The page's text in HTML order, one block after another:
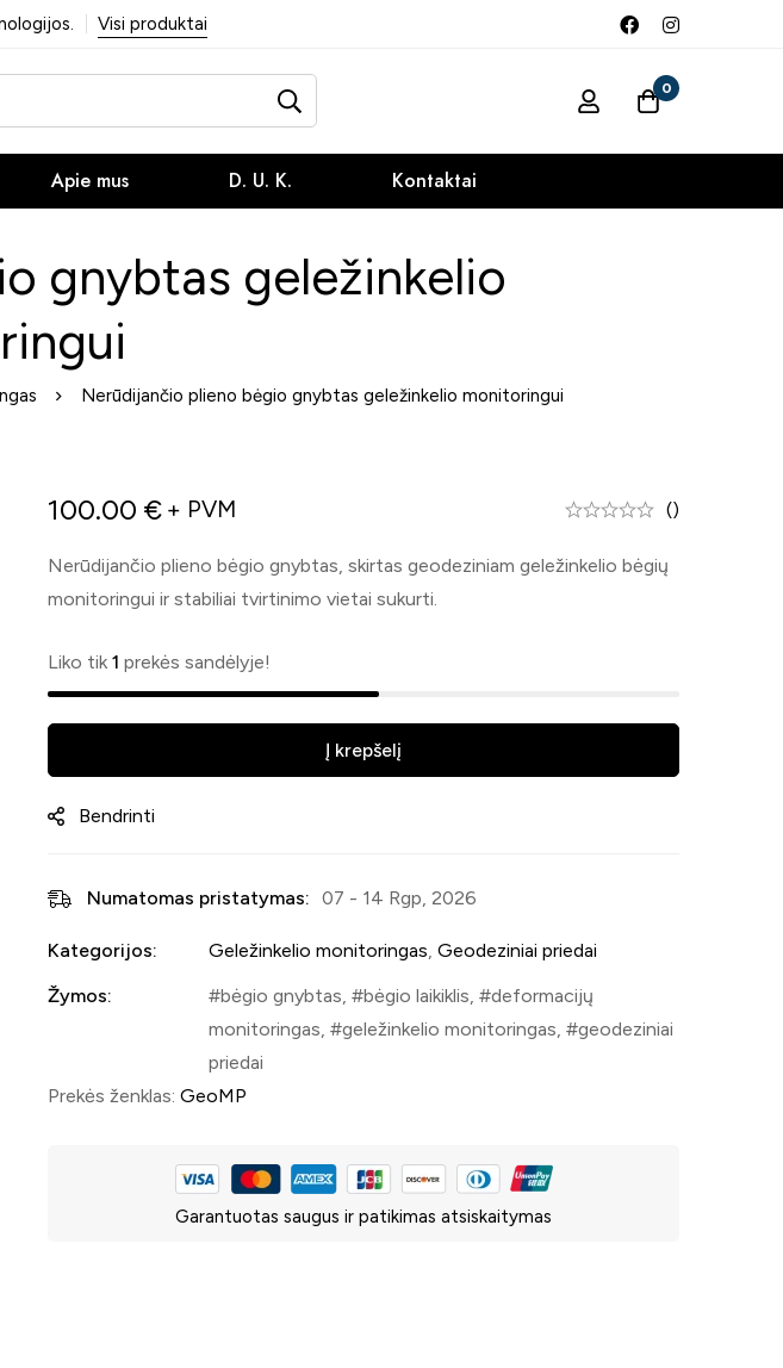
Visi produktai
0
Apie mus D. U. K. Kontaktai
gnybtas geležinkelio
Nerūdijančio plieno bėgio gnybtas geležinkelio monitoringui
100.00 € + PVM ()
Nerūdijančio plieno bėgio gnybtas, skirtas geodeziniam geležinkelio bėgių
monitoringui ir stabiliai tvirtinimo vietai sukurti.
Liko tik 1 prekės sandėlyje!
Į krepšelį
Bendrinti
Numatomas pristatymas: 07 - 14 Rgp, 2026
Kategorijos: Geležinkelio monitoringas Geodeziniai priedai
Žymos:
bėgio gnybtas bėgio laikiklis
deformacijų
monitoringas
geležinkelio monitoringas
geodeziniai
priedai
Prekės ženklas: GeoMP
Garantuotas saugus ir patikimas atsiskaitymas